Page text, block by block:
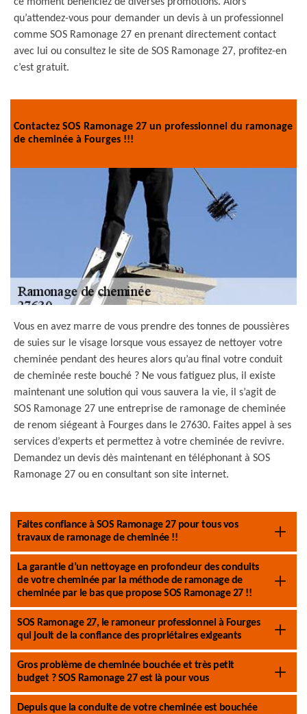
qu’attendez-vous pour demander un devis à un professionnel
comme SOS Ramonage 27 en prenant directement contact
avec lui ou consultez le site de SOS Ramonage 27, profitez-en
c’est gratuit.
Contactez SOS Ramonage 27 un professionnel du ramonage
de cheminée à Fourges !!!
Vous en avez marre de vous prendre des tonnes de poussières
de suies sur le visage lorsque vous essayez de nettoyer votre
cheminée pendant des heures alors qu’au final votre conduit
de cheminée reste bouché ? Ne vous fatiguez plus, il existe
maintenant une solution qui vous sauvera la vie, il s’agit de
SOS Ramonage 27 une entreprise de ramonage de cheminée
de renom siégeant à Fourges dans le 27630. Faites appel à ses
services d’experts et permettez à votre cheminée de revivre.
Demandez un devis dès maintenant en téléphonant à SOS
Ramonage 27 ou en consultant son site internet.
Faites confiance à SOS Ramonage 27 pour tous vos
travaux de ramonage de cheminée !!
La garantie d’un nettoyage en profondeur des conduits
de votre cheminée par la méthode de ramonage de
cheminée par le bas que propose SOS Ramonage 27 !!
SOS Ramonage 27, le ramoneur professionnel à Fourges
qui jouit de la confiance des propriétaires exigeants
Gros problème de cheminée bouchée et très petit
budget ? SOS Ramonage 27 est là pour vous
Depuis que la conduite de votre cheminée est bouchée